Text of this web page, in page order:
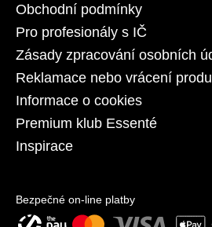
Obchodní podmínky
Pro profesionály s IČ
Zásady zpracování osobních
Reklamace nebo vrácení
Informace o cookies
Premium klub Essenté
Inspirace
Bezpečné on-line platby